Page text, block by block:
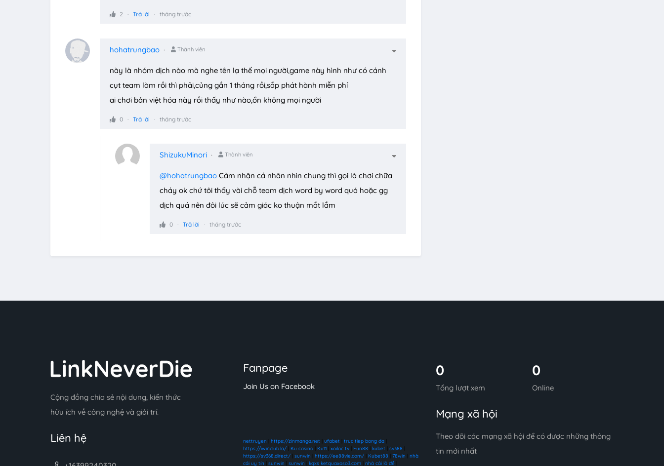
2 Trả lời tháng trước
hohatrungbao Thành viên
này là nhóm dịch nào mà nghe tên lạ thế mọi người,game này hình như có cánh
cụt team làm rồi thì phải,củng gần 1 tháng rồi,sắp phát hành miễn phí
ai chơi bản việt hóa này rồi thấy như nào,ổn không mọi người
0 Trả lời tháng trước
ShizukuMinori Thành viên
@hohatrungbao Cảm nhận cá nhân nhìn chung thì gọi là chơi chữa
cháy ok chứ tôi thấy vài chỗ team dịch word by word quá hoặc gg
dịch quá nên đôi lúc sẽ cảm giác ko thuận mắt lắm
0 Trả lời tháng trước
Cộng đồng chia sẻ nội dung, kiến thức
hữu ích về công nghệ và giải trí.
Liên hệ
Fanpage
Join Us on Facebook
nettruyen https://zinmanga.net ufabet truc tiep bong da
https://iwinclub.la/
Ku casino Ku11 xoilac tv Fun88 kubet sv388
https://sv368.direct/
sunwin https://ee88vie.com/ Kubet88 78win
nhà
cái uy tín
sunwin sunwin kqxs ketquaxoso3.com nhà cái lô đề
0
Tổng lượt xem
0
Online
Mạng xã hội
Theo dõi các mạng xã hội để có được những thông
tin mới nhất